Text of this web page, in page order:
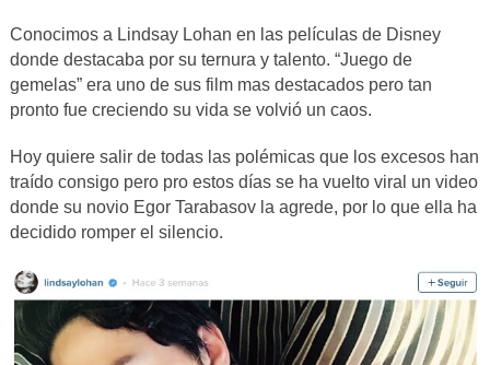
Conocimos a Lindsay Lohan en las películas de Disney
donde destacaba por su ternura y talento. “Juego de
gemelas” era uno de sus film mas destacados pero tan
pronto fue creciendo su vida se volvió un caos.
Hoy quiere salir de todas las polémicas que los excesos han
traído consigo pero pro estos días se ha vuelto viral un video
donde su novio Egor Tarabasov la agrede, por lo que ella ha
decidido romper el silencio.